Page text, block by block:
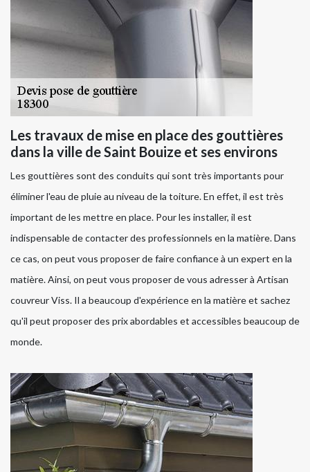
Les travaux de mise en place des gouttières
dans la ville de Saint Bouize et ses environs
Les gouttières sont des conduits qui sont très importants pour
éliminer l'eau de pluie au niveau de la toiture. En effet, il est très
important de les mettre en place. Pour les installer, il est
indispensable de contacter des professionnels en la matière. Dans
ce cas, on peut vous proposer de faire confiance à un expert en la
matière. Ainsi, on peut vous proposer de vous adresser à Artisan
couvreur Viss. Il a beaucoup d'expérience en la matière et sachez
qu'il peut proposer des prix abordables et accessibles beaucoup de
monde.